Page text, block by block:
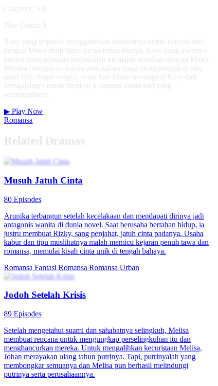
Chapters: 100
Play Count: 0
Rosy yang terpuruk menggantikan sahabatnya untuk kencan buta
dengan Mano demi biaya pengobatan ibunya. Rosy yang awalnya
berniat mengacaukan perjodohan ini malah menikah dengan Mano.
Mereka mengira ini hanya pernikahan yang menguntungkan satu
sama lain. Siapa sangka, suatu hari Mano merangkul Rosy dan
mengajaknya untuk menjadi pasangan suami istri yang
sesungguhnya.
▶ Play Now
Romansa
Related Dramas
Musuh Jatuh Cinta
80 Episodes
Arunika terbangun setelah kecelakaan dan mendapati dirinya jadi
antagonis wanita di dunia novel. Saat berusaha bertahan hidup, ia
justru membuat Rizky, sang penjahat, jatuh cinta padanya. Usaha
kabur dan tipu muslihatnya malah memicu kejaran penuh tawa dan
romansa, memulai kisah cinta unik di tengah bahaya.
Romansa Fantasi Romansa Romansa Urban
Jodoh Setelah Krisis
89 Episodes
Setelah mengetahui suami dan sahabatnya selingkuh, Melisa
membuat rencana untuk mengungkap perselingkuhan itu dan
menghancurkan mereka. Untuk mengalihkan kecurigaan Melisa,
Johan merayakan ulang tahun putrinya. Tapi, putrinyalah yang
membongkar semuanya dan Melisa pun berhasil melindungi
putrinya serta perusahaannya.